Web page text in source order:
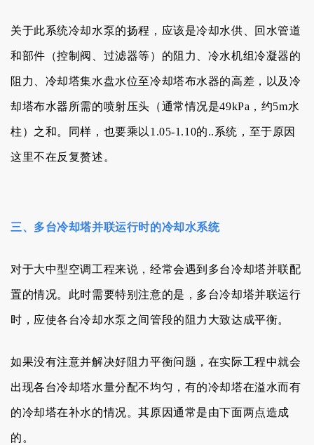
关于此系统冷却水泵的扬程， 应该是冷却水供、 回 水管道
和部件（控制阀、过滤器等） 的阻力 冷水机组冷凝器的
阻力 、冷却塔集水盘水位至冷却塔布水器的高差 ，以及 冷
却塔布水器 所需的喷射压头 （通常情况是49kPa，约5m水
柱 ）之和。同样，也要乘以1.05-1.10的..系统，至于原因
这里不在反复赘述。
三、多台冷却塔并联运行时的冷却水系统
对于大中型空调工程来说，经常会遇到多台冷却塔并联配
置的情况。此时需要特别注意的是，多台冷却塔并联运行
时，应使各台冷却水泵之间管段的阻力大致达成平衡。
如果没有注意并解决好阻力平衡问题，在实际工程中就会
出现各台冷却塔水量分配不均匀，有的冷却塔在溢水而有
的冷却塔在补水的情况。其原因通常是由下面两点造成
的。